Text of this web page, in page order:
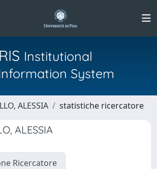
Institutional
System
ALESSIA statistiche ricercatore
ALESSIA
Ricercatore